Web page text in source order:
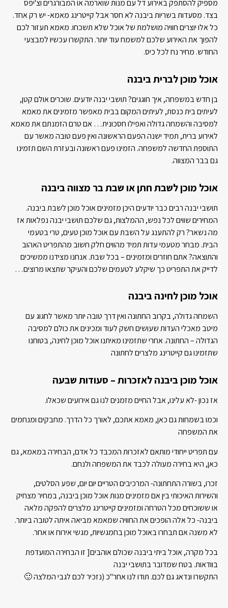
מספיק להסתפק באירוע דל עם מנות שוארמה או המבורגרים וצ'יפס
בצד. מסעדות בשריות ביבנה לא חסר אבל קייטרינג מאמא- יש רק אחד.
כל אלו יוצרים חוויה מושלמת של אוכל שלא תשכחו. מאמא תעזור לכם
להפוך את האירוע שלכם למשמח עוד יותר. התקשרו עכשיו למבצעי
החודש. מחיר נח לכל כיס.
אוכל מוכן לברית ביבנה
בן חדש במשפחה, איך חוגגים? תושבי יבנה יודעים. שוכרים אולם קטן,
לעיתים בית כנסת, לעיתים המקום בבית מאפשר מזמינים את מאמא
למסיבה והשמחה גדולה ואפילו חסכונית… אם טרם הזמנתם את מאמא
לאירוע ברית, תמיד ישנה הפעם הראשונה ואין פעם טובה מאשר עם
התוספת החדשה למשפחה. הזמינו פעם ראשונה ובעזרת השם תזמינו
גם בבר המצווה.
אוכל מוכן לשבת חתן או שבת בר מצווה ביבנה
תושבי יבנה רבים כבר יודעים היכן מזמינים אוכל מוכן לשבת ביבנה.
המחירים שווים לכל נפש, ההמלצות, גם שלכם תושבי יבנה נפלאות אז
מה נשאר? רק להתענג על השבת עם אוכל מוכן טעים, טרי בטעמי
הבית. מבחר מטעמי עדות תמיד מהווים חלק חשוב מהתפריט האהוב
והתוצאה? אתם חוזרים ומזמינים – בכל שבת. אנחנו מצידנו ממשיכים
לדייק את התפריט כך שיקלע לטעמים שלכם והעיקר שתצאו מרוצים…
אוכל מוכן לחינה ביבנה
השמחה גדולה, בקרוב החתונה ואין דרך טובה יותר מאשר לחגוג עם
מיטב מאכלי העדות שעושים חשק לעוד ומכינים את כולם למסיבה
הגדולה – החתונה. אחרי שתזמינו מאיתנו אוכל מוכן לחינה, בטוחנו
שתזמינו גם קייטרינג מלצרים לחתונה
אוכל מוכן ביבנה לאזכרות – סעודות שבעה
אז נכון -לא עלינו, אבל החיים מזמנים לנו גם אירועים שכאלו.
וכמו בשמחות גם כאן, מאמא אתכם, לאורך כל הדרך. מחבקים ומנחמים
את המשפחה
עם תפריט ייחודי מותאם לאזכרות המכבד כל אדם, הבחירה במאמא, גם
כאן, היא בחירה מעולה לכבד את המשפחה ולנחם.
זכרו, בשורה התחתונה- המרכיבים הטריים יום יום, שפע הסלטים,
והשירות האיכותי בין אם מזמינים מנות אוכל מוכן ביבנה, במחיר מצחיק
או ששוכחים מכל הטרחה ומזמינים קייטרינג מלצרים להפקה מלאה
ביבנה- כל אלה הופכים את החוויה שמאמא מביאה איתה לטובה ביותר.
לא משנה אם תבחרו באוכל מוכן בחמגשיות, מגשי אירוח או אחר.
בכל מקרה, אוכל ביתי ביבנה שכולם אוהבים[ זו הבחירה המועדפת
בוודאות. בטח שמדובר בתושבי יבנה
התקשרו ונדאג גם לכם. תודו לנו אחר"כ (נזכיר לכם לגבי המלצה 🙂